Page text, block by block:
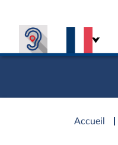
Accueil
d'accueil